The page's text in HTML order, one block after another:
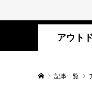
アウト
記事一覧